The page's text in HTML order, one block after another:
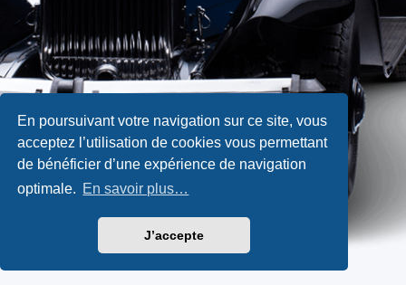
En poursuivant votre navigation sur ce site, vous
acceptez l’utilisation de cookies vous permettant
de bénéficier d’une expérience de navigation
optimale. En savoir plus…
J’accepte